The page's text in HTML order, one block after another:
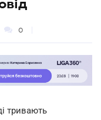
0
тривають